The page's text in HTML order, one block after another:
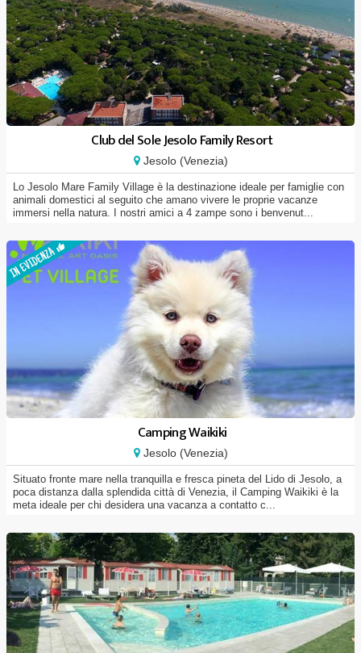
Club del Sole Jesolo Family Resort
Jesolo (Venezia)
Lo Jesolo Mare Family Village è la destinazione ideale per famiglie con
animali domestici al seguito che amano vivere le proprie vacanze
immersi nella natura. I nostri amici a 4 zampe sono i benvenut...
Camping Waikiki
Jesolo (Venezia)
Situato fronte mare nella tranquilla e fresca pineta del Lido di Jesolo, a
poca distanza dalla splendida città di Venezia, il Camping Waikiki è la
meta ideale per chi desidera una vacanza a contatto c...